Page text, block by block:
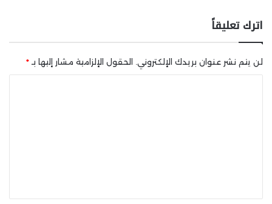
اترك تعليقاً
لن يتم نشر عنوان بريدك الإلكتروني. الحقول الإلزامية مشار إليها بـ *